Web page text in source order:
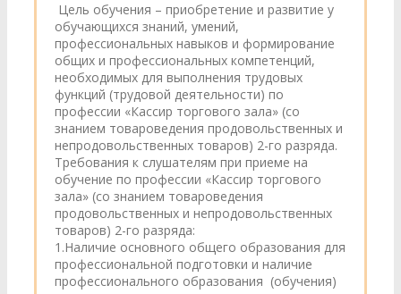
Цель обучения – приобретение и развитие у
обучающихся знаний, умений,
профессиональных навыков и формирование
общих и профессиональных компетенций,
необходимых для выполнения трудовых
функций (трудовой деятельности) по
профессии «Кассир торгового зала» (со
знанием товароведения продовольственных и
непродовольственных товаров) 2-го разряда.
Требования к слушателям при приеме на
обучение по профессии «Кассир торгового
зала» (со знанием товароведения
продовольственных и непродовольственных
товаров) 2-го разряда:
1.Наличие основного общего образования для
профессиональной подготовки и наличие
профессионального образования (обучения)